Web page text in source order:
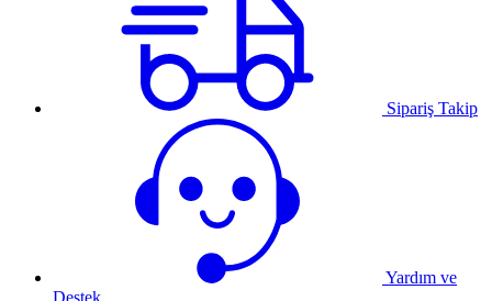
Sipariş Takip
Yardım ve
Destek